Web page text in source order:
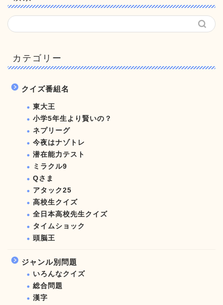
カテゴリー
クイズ番組名
東大王
小学5年生より賢いの？
ネプリーグ
今夜はナゾトレ
潜在能力テスト
ミラクル9
Qさま
アタック25
高校生クイズ
全日本高校先生クイズ
タイムショック
頭脳王
ジャンル別問題
いろんなクイズ
総合問題
漢字